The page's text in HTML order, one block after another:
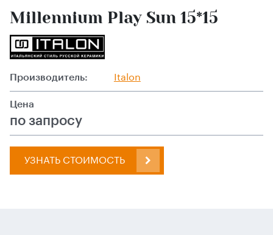
Millennium Play Sun 15*15
Производитель: Italon
Цена
по запросу
УЗНАТЬ СТОИМОСТЬ